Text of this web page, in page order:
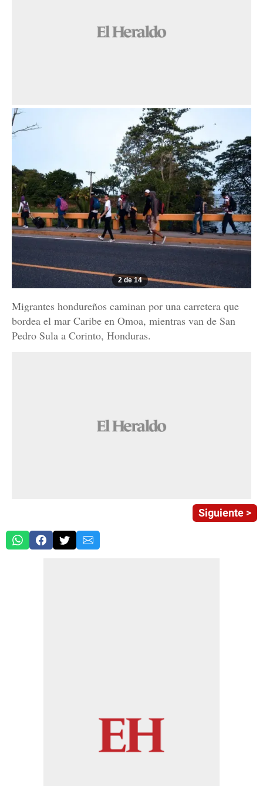
2 de 14
Migrantes hondureños caminan por una carretera que
bordea el mar Caribe en Omoa, mientras van de San
Pedro Sula a Corinto, Honduras.
Siguiente >